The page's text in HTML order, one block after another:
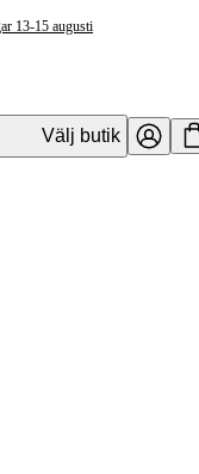
13-15 augusti
Välj butik